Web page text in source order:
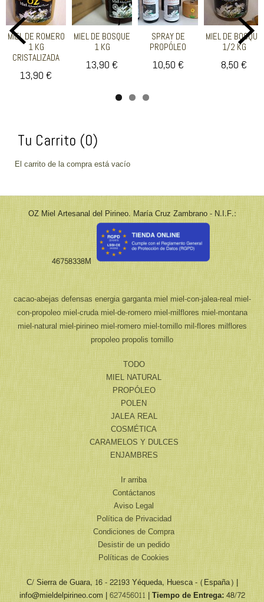
Tu Carrito (0)
El carrito de la compra está vacío
MIEL DE ROMERO
1 KG
CRISTALIZADA
13,90 €
MIEL DE BOSQUE
1 KG
13,90 €
SPRAY DE
PROPÓLEO
10,50 €
MIEL DE BOSQUE
1/2 KG
8,50 €
OZ Miel Artesanal del Pirineo. María Cruz Zambrano - N.I.F.:
46758338M
cacao-abejasdefensasenergiagargantamielmiel-con-jalea-realmiel-
con-propoleomiel-crudamiel-de-romeromiel-milfloresmiel-montana
miel-naturalmiel-pirineomiel-romeromiel-tomillomil-floresmilflores
propoleopropolistomillo
TODO
MIEL NATURAL
PROPÓLEO
POLEN
JALEA REAL
COSMÉTICA
CARAMELOS Y DULCES
ENJAMBRES
Ir arriba
Contáctanos
Aviso Legal
Política de Privacidad
Condiciones de Compra
Desistir de un pedido
Políticas de Cookies
C/ Sierra de Guara, 16 - 22193 Yéqueda, Huesca - (España) |
info@mieldelpirineo.com |627456011|Tiempo de Entrega:48/72